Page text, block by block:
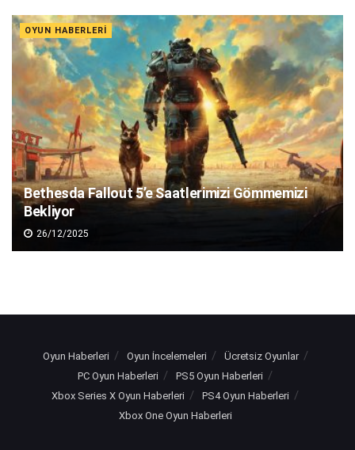
OYUN HABERLERI
Bethesda Fallout 5’e Saatlerimizi Gömmemizi
Bekliyor
26/12/2025
Oyun Haberleri Oyun İncelemeleri
Ücretsiz Oyunlar
PC Oyun Haberleri
PS5 Oyun Haberleri
Xbox Series X Oyun Haberleri
PS4 Oyun Haberleri
Xbox One Oyun Haberleri